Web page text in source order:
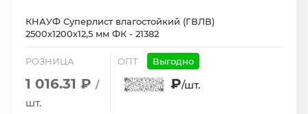
КНАУФ Суперлист влагостойкий (ГВЛВ)
2500х1200х12,5 мм ФК - 21382
РОЗНИЦА
1 016.31 ₽ /
шт.
ОПТ Выгодно
₽/шт.